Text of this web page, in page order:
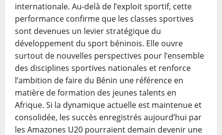
internationale. Au-delà de l’exploit sportif, cette
performance confirme que les classes sportives
sont devenues un levier stratégique du
développement du sport béninois. Elle ouvre
surtout de nouvelles perspectives pour l’ensemble
des disciplines sportives nationales et renforce
l’ambition de faire du Bénin une référence en
matière de formation des jeunes talents en
Afrique. Si la dynamique actuelle est maintenue et
consolidée, les succès enregistrés aujourd’hui par
les Amazones U20 pourraient demain devenir une